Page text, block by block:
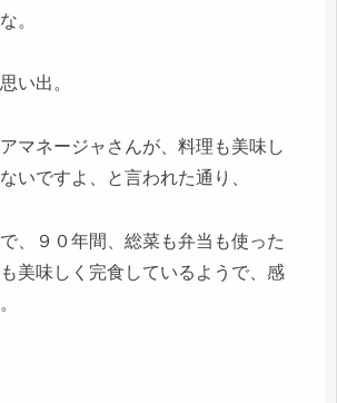
。
い出。
マネージャさんが、料理も美味し
いですよ、と言われた通り、
、９０年間、総菜も弁当も使った
美味しく完食しているようで、感